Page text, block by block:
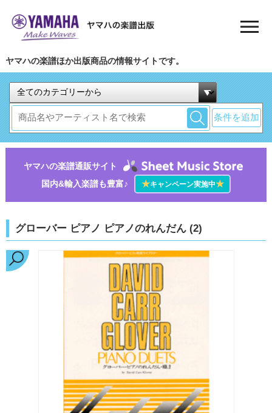
ヤマハの楽譜ほか出版商品の情報サイトです。
条件を追加
ヤマハの楽譜通販サイト
国内&輸入楽譜も豊富♪
★キャンペーン実施中★
グローバー ピアノ ピアノのれんだん (2)